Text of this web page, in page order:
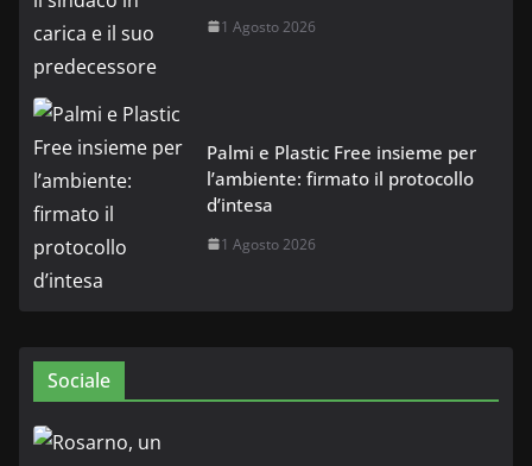
1 Agosto 2026
Palmi e Plastic Free insieme per
l’ambiente: firmato il protocollo
d’intesa
1 Agosto 2026
Sociale